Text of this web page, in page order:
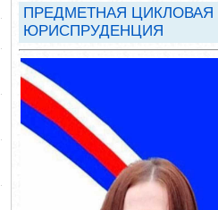
ПРЕДМЕТНАЯ
ЮРИСПРУДЕНЦИЯ